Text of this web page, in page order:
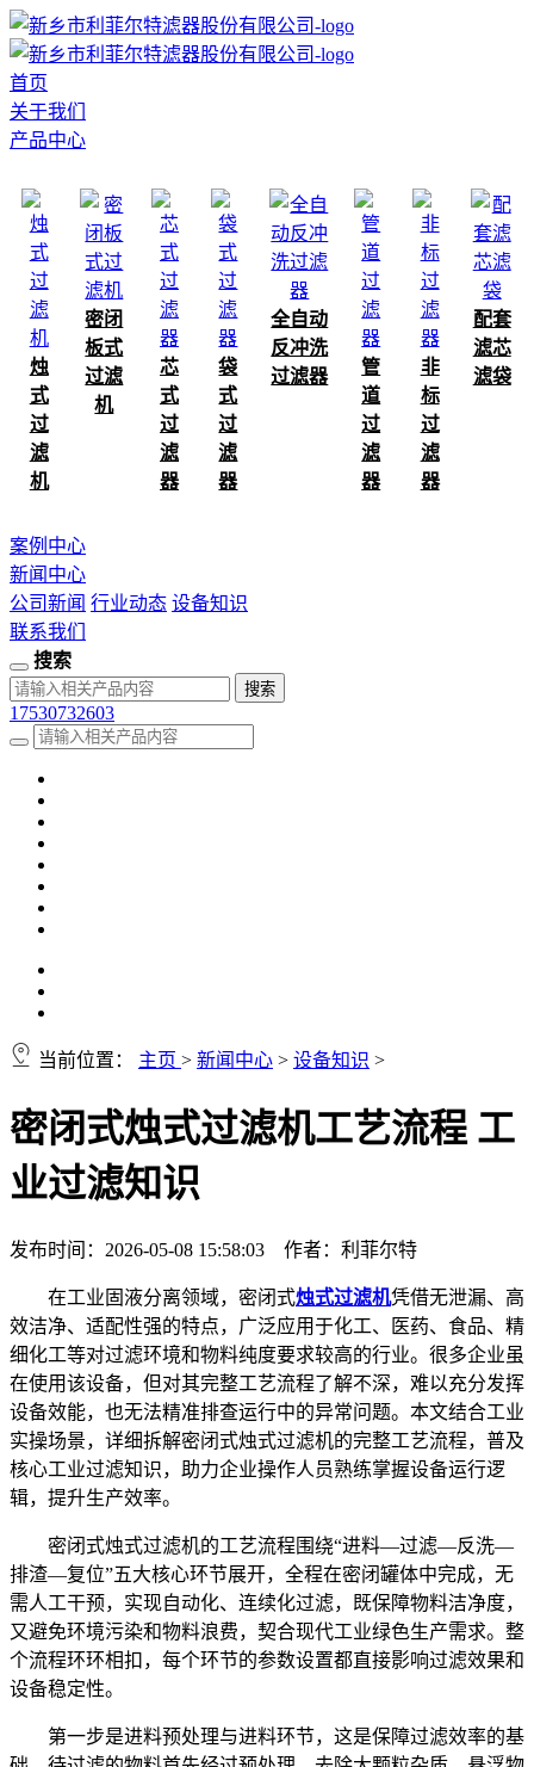
首页
关于我们
产品中心
烛
式
过
滤
机
密闭
板式
过滤
机
芯
式
过
滤
器
袋
式
过
滤
器
全自动
反冲洗
过滤器
管
道
过
滤
器
非
标
过
滤
器
配套
滤芯
滤袋
案例中心
新闻中心
公司新闻 行业动态 设备知识
联系我们
搜索
17530732603
当前位置： 主页 > 新闻中心 > 设备知识 >
密闭式烛式过滤机工艺流程 工
业过滤知识
发布时间：2026-05-08 15:58:03 作者：利菲尔特
在工业固液分离领域，密闭式烛式过滤机凭借无泄漏、高
效洁净、适配性强的特点，广泛应用于化工、医药、食品、精
细化工等对过滤环境和物料纯度要求较高的行业。很多企业虽
在使用该设备，但对其完整工艺流程了解不深，难以充分发挥
设备效能，也无法精准排查运行中的异常问题。本文结合工业
实操场景，详细拆解密闭式烛式过滤机的完整工艺流程，普及
核心工业过滤知识，助力企业操作人员熟练掌握设备运行逻
辑，提升生产效率。
密闭式烛式过滤机的工艺流程围绕“进料—过滤—反洗—
排渣—复位”五大核心环节展开，全程在密闭罐体中完成，无
需人工干预，实现自动化、连续化过滤，既保障物料洁净度，
又避免环境污染和物料浪费，契合现代工业绿色生产需求。整
个流程环环相扣，每个环节的参数设置都直接影响过滤效果和
设备稳定性。
第一步是进料预处理与进料环节，这是保障过滤效率的基